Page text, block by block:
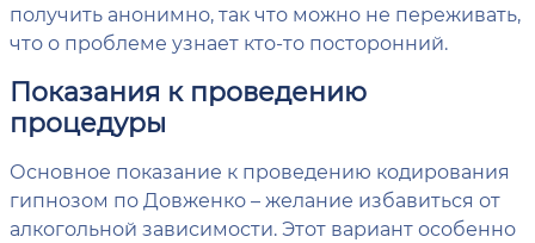
получить анонимно, так что можно не переживать,
что о проблеме узнает кто-то посторонний.
Показания к проведению
процедуры
Основное показание к проведению кодирования
гипнозом по Довженко – желание избавиться от
алкогольной зависимости. Этот вариант особенно